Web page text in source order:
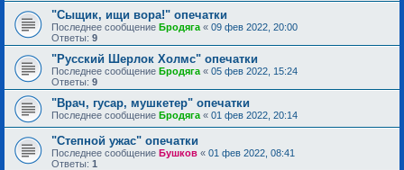
"Сыщик, ищи вора!" опечатки
Последнее сообщение Бродяга « 09 фев 2022, 20:00
Ответы: 9
"Русский Шерлок Холмс" опечатки
Последнее сообщение Бродяга « 05 фев 2022, 15:24
Ответы: 9
"Врач, гусар, мушкетер" опечатки
Последнее сообщение Бродяга « 01 фев 2022, 20:14
"Степной ужас" опечатки
Последнее сообщение Бушков « 01 фев 2022, 08:41
Ответы: 1